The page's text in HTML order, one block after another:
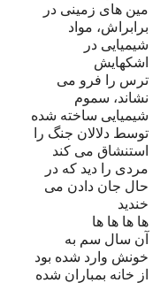
مين هاى زمينى در
برابراش، مواد
شيميايى در
اشکهايش
ترس را فرو مى
نشاند، سموم
شيميايى ساخته شده
توسط دلالان جنگ را
استنشاق مى کند
مردى را ديد که در
حال جان دادن مى
خنديد
ها ها ها ها
آن سال سم به
خونش وارد شده بود
از خانه بمباران شده